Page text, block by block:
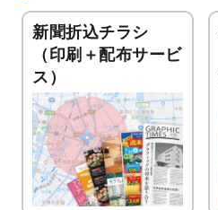
新聞折込チラシ
（印刷＋配布サービ
ス）